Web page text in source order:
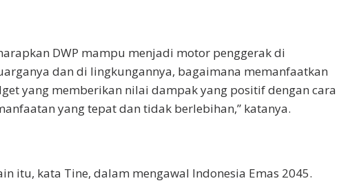
DWP mampu menjadi motor penggerak di
dan di lingkungannya, bagaimana memanfaatkan
yang memberikan nilai dampak yang positif dengan cara
yang tepat dan tidak berlebihan,” katanya.
itu, kata Tine, dalam mengawal Indonesia Emas 2045.